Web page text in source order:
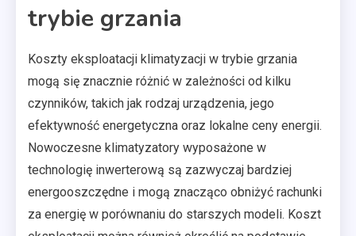
trybie grzania
Koszty eksploatacji klimatyzacji w trybie grzania
mogą się znacznie różnić w zależności od kilku
czynników, takich jak rodzaj urządzenia, jego
efektywność energetyczna oraz lokalne ceny energii.
Nowoczesne klimatyzatory wyposażone w
technologię inwerterową są zazwyczaj bardziej
energooszczędne i mogą znacząco obniżyć rachunki
za energię w porównaniu do starszych modeli. Koszt